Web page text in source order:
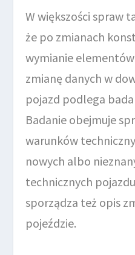
W większości spraw
że po zmianach
wymianie
zmianę danych w
pojazd podlega
Badanie obejmuje
warunków
nowych albo
technicznych
sporządza też opis
pojeździe.